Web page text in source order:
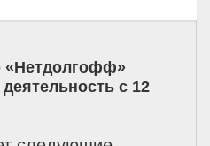
«Нетдолгофф»
с 12